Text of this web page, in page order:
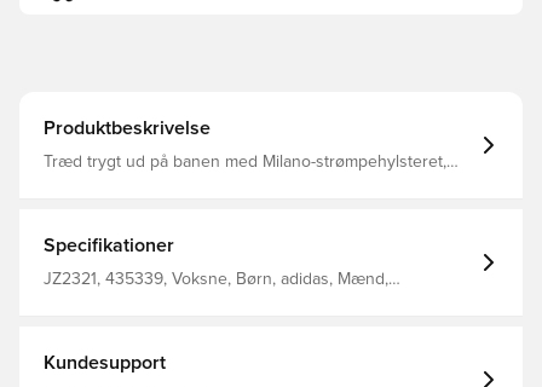
Produktbeskrivelse
Træd trygt ud på banen med Milano-strømpehylsteret,
tilbyder en tætsiddende pasform designet til at forblive
på plads under intense kampe Stofsammensætningen
med polyester og elastan er valgt for holdbarhed og
Specifikationer
JZ2321, 435339, Voksne, Børn, adidas, Mænd,
Kundesupport